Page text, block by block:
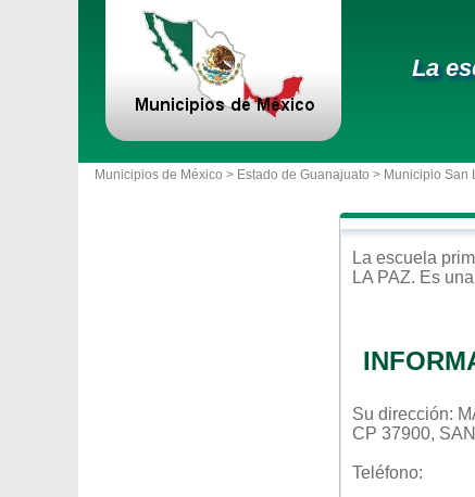
La
Municipios de México > Estado de Guanajuato > Municipio San
La escuela
LA PAZ. Es
Su dirección:
CP 37900,
Teléfono: